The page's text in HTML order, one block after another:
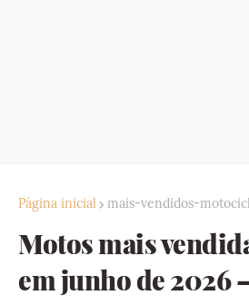
Página inicial mais-vendidos-
Motos mais
em junho de 2026